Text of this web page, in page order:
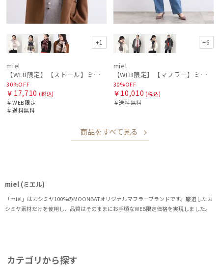
+1
miel
【WEB限定】【ストール】ミエル(miel) カシミヤ100％ チェック ストール レディース メンズ ウォッシャブル 洗えるカシミヤ
30%OFF
￥17,710 (税込)
＃WEB限定
＃送料無料
+6
miel
【WEB限定】【マフラー】ミエル(miel) カシミヤ100％ チェック マフラー レディース ウォッシャブル 洗えるカシミヤ
30%OFF
￥10,010 (税込)
＃送料無料
商品をすべて見る
miel (ミエル)
「miel」はカシミヤ100%のMOONBATオリジナルマフラーブランドです。厳選したカ
シミヤ素材だけを使用し、品質はそのままにお手頃なWEB限定価格を実現しました。
カテゴリから探す